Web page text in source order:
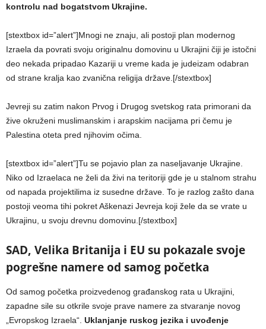
kontrolu nad bogatstvom Ukrajine.
[stextbox id=”alert”]Mnogi ne znaju, ali postoji plan modernog
Izraela da povrati svoju originalnu domovinu u Ukrajini čiji je istočni
deo nekada pripadao Kazariji u vreme kada je judeizam odabran
od strane kralja kao zvanična religija države.[/stextbox]
Jevreji su zatim nakon Prvog i Drugog svetskog rata primorani da
žive okruženi muslimanskim i arapskim nacijama pri čemu je
Palestina oteta pred njihovim očima.
[stextbox id=”alert”]Tu se pojavio plan za naseljavanje Ukrajine.
Niko od Izraelaca ne želi da živi na teritoriji gde je u stalnom strahu
od napada projektilima iz susedne države. To je razlog zašto dana
postoji veoma tihi pokret Aškenazi Jevreja koji žele da se vrate u
Ukrajinu, u svoju drevnu domovinu.[/stextbox]
SAD, Velika Britanija i EU su pokazale svoje
pogrešne namere od samog početka
Od samog početka proizvedenog građanskog rata u Ukrajini,
zapadne sile su otkrile svoje prave namere za stvaranje novog
„Evropskog Izraela“. Uklanjanje ruskog jezika i uvođenje